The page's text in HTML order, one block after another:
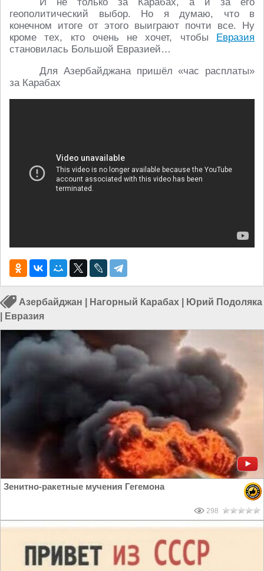
геополитический выбор. Но я думаю, что в
конечном итоге от этого выиграют почти все. Ну
кроме тех, кто очень не хочет, чтобы Евразия
становилась Большой Евразией…
Для Азербайджана пришёл «час расплаты»
за Карабах
Азербайджан Нагорный Карабах
Юрий Подоляка
Евразия
Зенитно-ракетные мучения Гегемона
298